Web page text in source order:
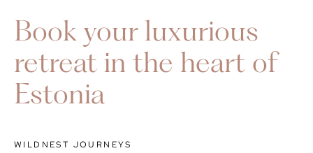
Book your luxurious
retreat in the heart of
Estonia
WILDNEST JOURNEYS